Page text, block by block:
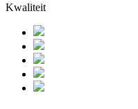
Kwaliteit